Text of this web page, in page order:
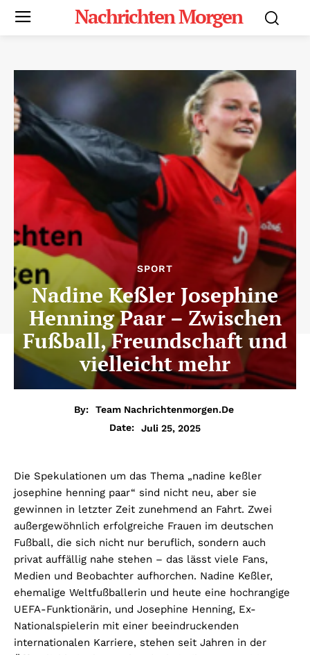
Nachrichten Morgen
SPORT
Nadine Keßler Josephine
Henning Paar – Zwischen
Fußball, Freundschaft und
vielleicht mehr
By:
Team Nachrichtenmorgen.de
Date:
Juli 25, 2025
Die Spekulationen um das Thema „nadine keßler
josephine henning paar“ sind nicht neu, aber sie
gewinnen in letzter Zeit zunehmend an Fahrt. Zwei
außergewöhnlich erfolgreiche Frauen im deutschen
Fußball, die sich nicht nur beruflich, sondern auch
privat auffällig nahe stehen – das lässt viele Fans,
Medien und Beobachter aufhorchen. Nadine Keßler,
ehemalige Weltfußballerin und heute eine hochrangige
UEFA-Funktionärin, und Josephine Henning, Ex-
Nationalspielerin mit einer beeindruckenden
internationalen Karriere, stehen seit Jahren in der